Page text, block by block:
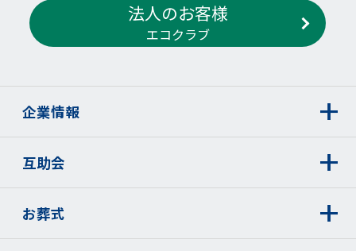
法人のお客様
エコクラブ
企業情報
互助会
お葬式